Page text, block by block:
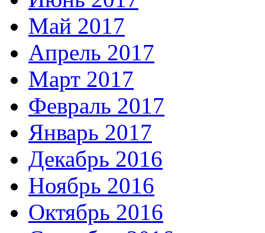
Май 2017
Апрель 2017
Март 2017
Февраль 2017
Январь 2017
Декабрь 2016
Ноябрь 2016
Октябрь 2016